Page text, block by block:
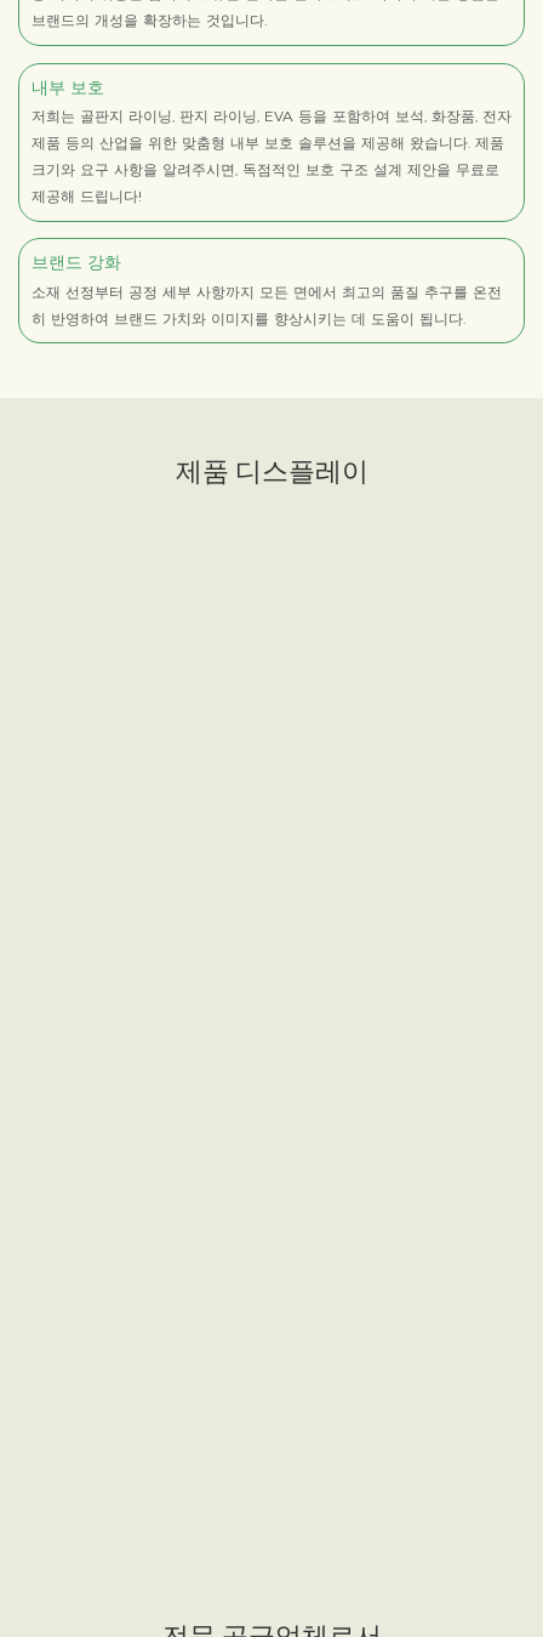
브랜드의 개성을 확장하는 것입니다.
내부 보호
저희는 골판지 라이닝, 판지 라이닝, EVA 등을 포함하여 보석, 화장품, 전자
제품 등의 산업을 위한 맞춤형 내부 보호 솔루션을 제공해 왔습니다. 제품
크기와 요구 사항을 알려주시면, 독점적인 보호 구조 설계 제안을 무료로
제공해 드립니다!
브랜드 강화
소재 선정부터 공정 세부 사항까지 모든 면에서 최고의 품질 추구를 온전
히 반영하여 브랜드 가치와 이미지를 향상시키는 데 도움이 됩니다.
제품 디스플레이